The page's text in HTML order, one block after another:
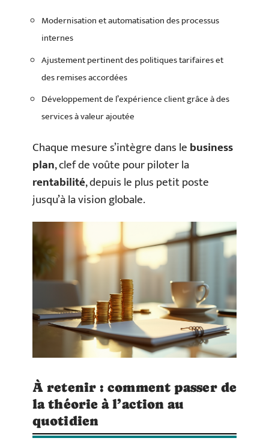
Modernisation et automatisation des processus
internes
Ajustement pertinent des politiques tarifaires et
des remises accordées
Développement de l’expérience client grâce à des
services à valeur ajoutée
Chaque mesure s’intègre dans lebusiness
plan, clef de voûte pour piloter la
rentabilité, depuis le plus petit poste
jusqu’à la vision globale.
À retenir : comment passer de
la théorie à l’action au
quotidien